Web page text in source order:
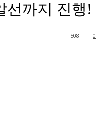
선까지 진행!
0
508